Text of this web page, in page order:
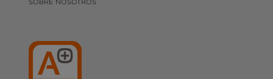
SOBRE NOSOTROS